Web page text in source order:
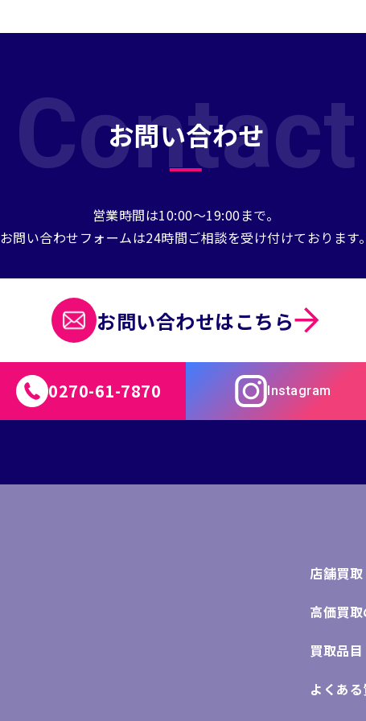
Contact
お問い合わせ
営業時間は10:00～19:00まで。
お問い合わせフォームは24時間ご相談を受け付けております
お問い合わせはこちら
0270-61-7870 Instagram
店舗買取
高価買
買取品目
よくあ